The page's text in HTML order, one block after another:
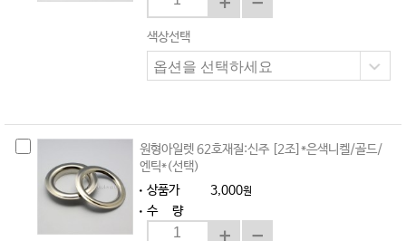
색상선택
원형아일렛 62호재질:신주 [2조]*은색니켈/골드/
엔틱*(선택)
상품가
3,000원
수 량